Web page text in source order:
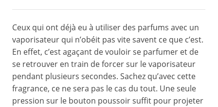
Ceux qui ont déjà eu à utiliser des parfums avec un
vaporisateur qui n’obéit pas vite savent ce que c’est.
En effet, c’est agaçant de vouloir se parfumer et de
se retrouver en train de forcer sur le vaporisateur
pendant plusieurs secondes. Sachez qu’avec cette
fragrance, ce ne sera pas le cas du tout. Une seule
pression sur le bouton poussoir suffit pour projeter